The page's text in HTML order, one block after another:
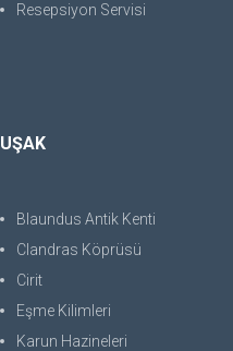
Resepsiyon Servisi
UŞAK
Blaundus Antik Kenti
Clandras Köprüsü
Cirit
Eşme Kilimleri
Karun Hazineleri